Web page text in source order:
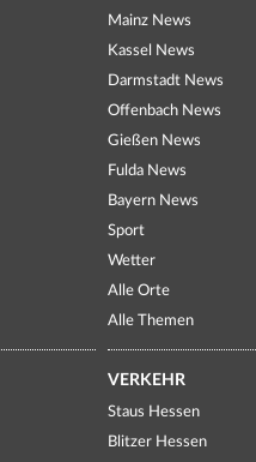
Mainz News
Kassel News
Darmstadt News
Offenbach News
Gießen News
Fulda News
Bayern News
Sport
Wetter
Alle Orte
Alle Themen
VERKEHR
Staus Hessen
Blitzer Hessen